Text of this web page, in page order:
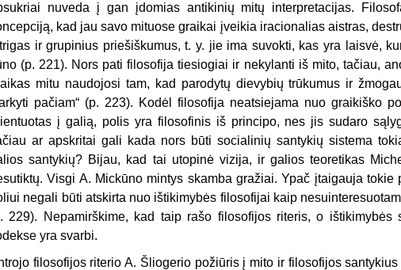
nuveda į gan įdomias antikinių mitų interpretacijas.
kad jau savo mituose graikai įveikia iracionalias aistras,
ir grupinius priešiškumus, t. y. jie ima suvokti, kas yra laisvė,
(p. 221). Nors pati filosofija tiesiogiai ir nekylanti iš mito, tačiau,
mitu naudojosi tam, kad parodytų dievybių trūkumus ir
pačiam“ (p. 223). Kodėl filosofija neatsiejama nuo graikiško
į galią, polis yra filosofinis iš principo, nes jis sudaro
ar apskritai gali kada nors būti socialinių santykių sistema
santykių? Bijau, kad tai utopinė vizija, ir galios teoretikas
Visgi A. Mickūno mintys skamba gražiai. Ypač įtaigauja tokie
negali būti atskirta nuo ištikimybės filosofijai kaip
229). Nepamirškime, kad taip rašo filosofijos riteris, o ištikimybės
yra svarbi.
filosofijos riterio A. Šliogerio požiūris į mito ir filosofijos